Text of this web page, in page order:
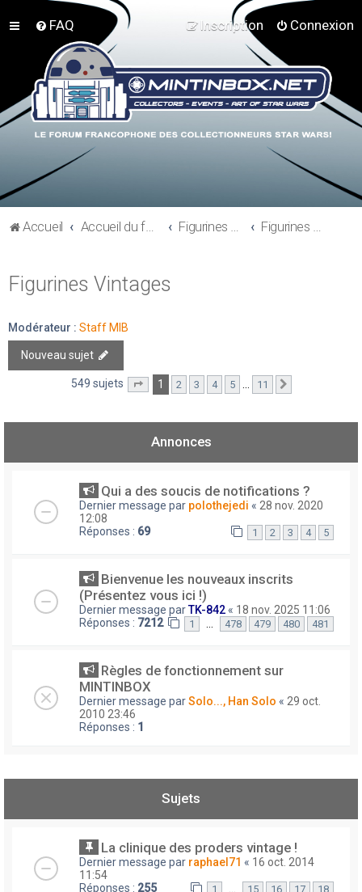
FAQ Connexion
Inscription
Accueil Accueil du forum Figurines 3"3/4, Playsets, Vaisseaux,… Figurines Vintages
Figurines Vintages
Modérateur : Staff MIB
Nouveau sujet
549 sujets Page sur11
1 2 3 4 5 … 11
Annonces
Qui a des soucis de notifications ?
Dernier message par polothejedi « 28 nov. 2020
12:08
Réponses : 69 1 2 3 4 5
Bienvenue les nouveaux inscrits
(Présentez vous ici !)
Dernier message parTK-842 « 18 nov. 2025 11:06
Réponses : 7212 1 … 478 479 480 481
Règles de fonctionnement sur
MINTINBOX
Dernier message parSolo..., Han Solo « 29 oct.
2010 23:46
Réponses : 1
Sujets
La clinique des proders vintage !
Dernier message par raphael71 « 16 oct. 2014
11:54
Réponses : 255 1 … 15 16 17 18